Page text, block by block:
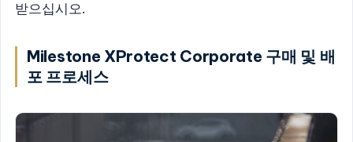
받으십시오.
Milestone XProtect Corporate 구매 및 배
포 프로세스